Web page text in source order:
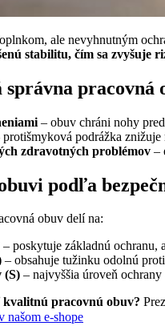
ale nevyhnutným
stabilitu, čím sa zvyšuje
pracovná
– obuv chráni nohy
protišmyková podrážka
zdravotných problémov –
podľa
obuv delí na:
– poskytuje základnú ochranu,
– obsahuje tužinku odolnú
(S) – najvyššia úroveň
pracovnú obuv?
našom e-shope